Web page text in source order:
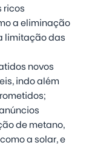
ricos
a eliminação
limitação das
novos
indo além
de metano,
a solar, e